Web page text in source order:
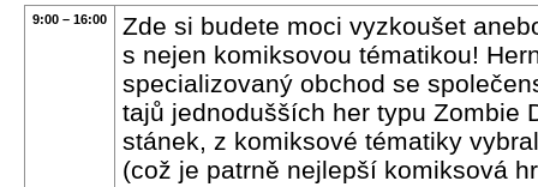
9:00 – 16:00
Zde si budete moci vyzkoušet
s nejen komiksovou tématikou!
specializovaný obchod se
tajů jednodušších her typu Zombie
stánek, z komiksové tématiky
(což je patrně nejlepší komiksová